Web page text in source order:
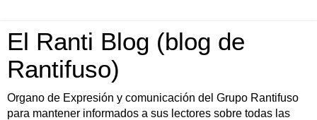
El Ranti Blog (blog de
Rantifuso)
Organo de Expresión y comunicación del Grupo Rantifuso
para mantener informados a sus lectores sobre todas las